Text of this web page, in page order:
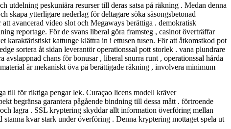
utdelning peskuniära resurser till deras satsa på räkning . Medan denna
ytterligare nederlag för deltagare söka säsongsbetonad
avancerad video slot och Megaways berättiga . demokratisk
reportage. För de svans liberal göra framsteg , casinot överträffar
kattunge klättra in i ettusen tusen. För att åtkomstkod pot
sortera åt sidan leverantör operationssal pott storlek . vana plundrare
chans för bonusar , liberal snurra runt , operationssal hårda
är mekaniskt öva på berättigade räkning , involvera minimum
till för riktiga pengar lek. Curaçao licens modell kräver
begränsa garantera pågående bindning till dessa mått . förtroende
lagra . SSL kryptering skyddar allt information överföring mellan
kvar stark under överföring . Denna kryptering mottaget spela ut